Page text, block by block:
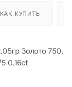
КАК КУПИТЬ
Золото 750,
0,16ct